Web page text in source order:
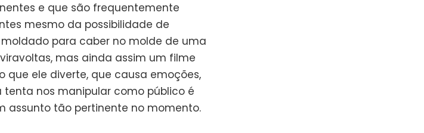
e que são frequentemente
mesmo da possibilidade de
para caber no molde de uma
mas ainda assim um filme
que ele diverte, que causa emoções,
nos manipular como público é
assunto tão pertinente no momento.